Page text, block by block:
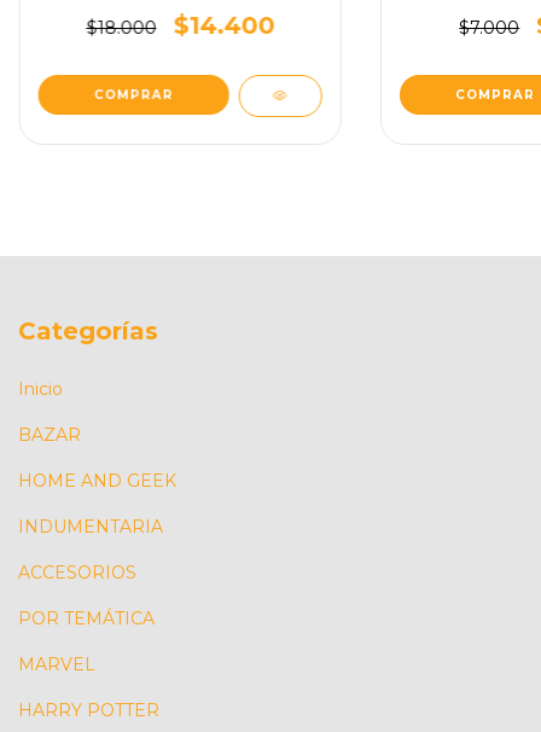
$18.000 $14.400 $7.000
Categorías
Inicio
BAZAR
HOME AND GEEK
INDUMENTARIA
ACCESORIOS
POR TEMÁTICA
MARVEL
HARRY POTTER